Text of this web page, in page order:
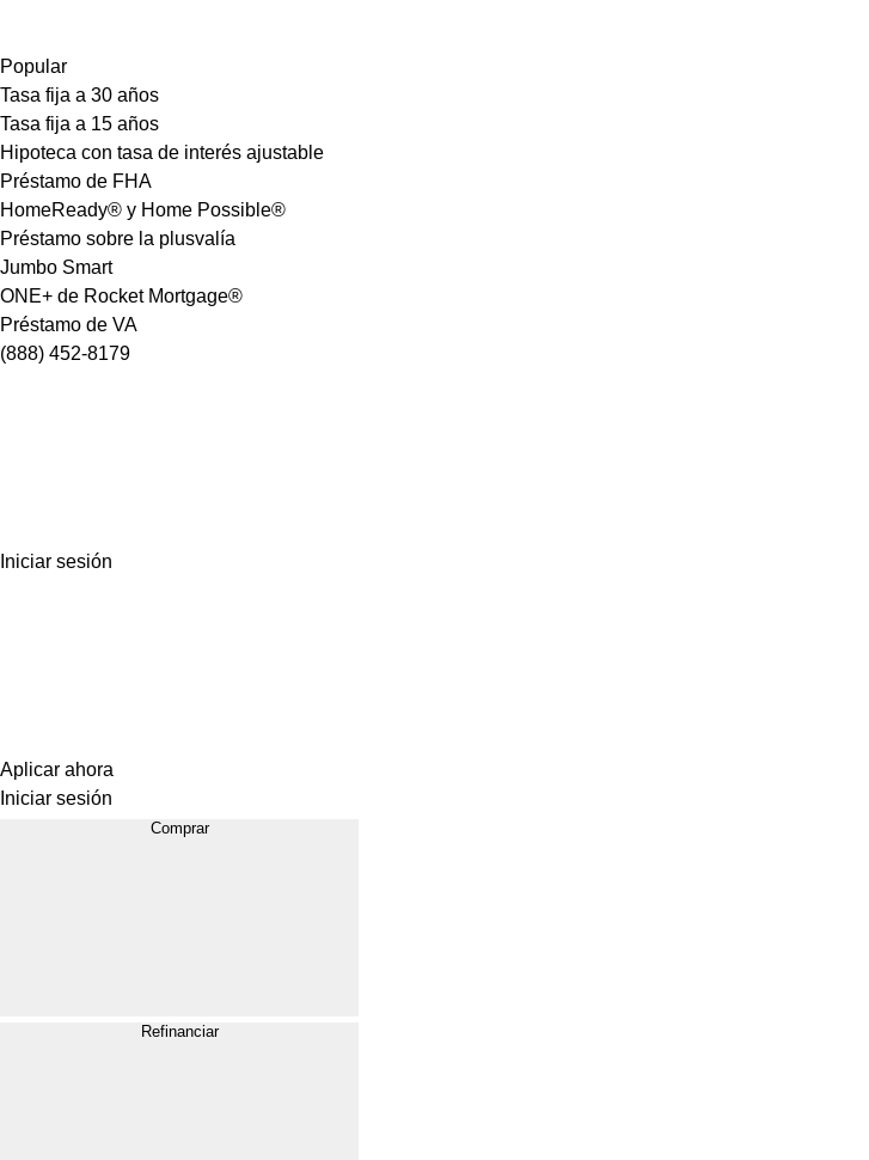
Popular
Tasa fija a 30 años
Tasa fija a 15 años
Hipoteca con tasa de interés ajustable
Préstamo de FHA
HomeReady® y Home Possible®
Préstamo sobre la plusvalía
Jumbo Smart
ONE+ de Rocket Mortgage®
Préstamo de VA
(888) 452-8179
Iniciar sesión
Aplicar ahora
Iniciar sesión
Comprar
Refinanciar